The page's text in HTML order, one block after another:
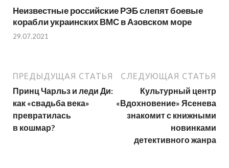
Неизвестные российские РЭБ слепят боевые
корабли украинских ВМС в Азовском море
29.07.2021
ПРЕДЫДУЩАЯ СТАТЬЯ
Принц Чарльз и леди Ди:
как «свадьба века»
превратилась
в кошмар?
СЛЕДУЮЩАЯ СТАТЬЯ
Культурный центр
«Вдохновение» Ясенева
знакомит с книжными
новинками
детективного жанра